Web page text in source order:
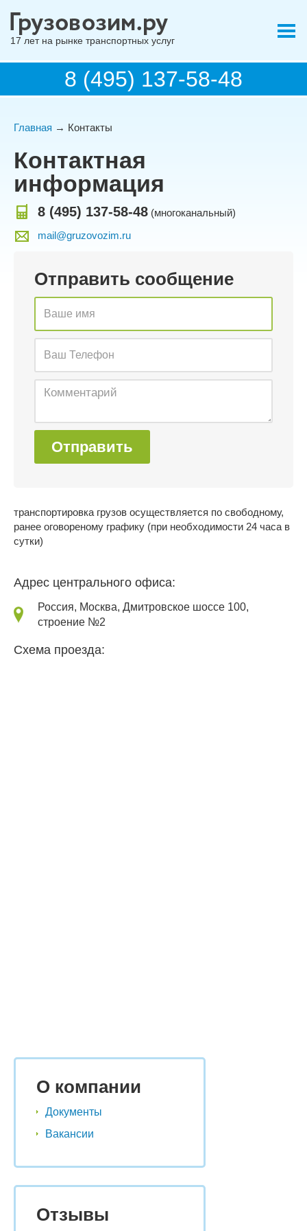
17 лет на рынке транспортных услуг
8 (495) 137-58-48
Главная → Контакты
Контактная
информация
8 (495) 137-58-48 (многоканальный)
mail@gruzovozim.ru
Отправить сообщение
Отправить
транспортировка грузов осуществляется по свободному,
ранее оговореному графику (при необходимости 24 часа в
сутки)
Адрес центрального офиса:
Россия, Москва, Дмитровское шоссе 100,
строение №2
Схема проезда:
О компании
Документы
Вакансии
Отзывы